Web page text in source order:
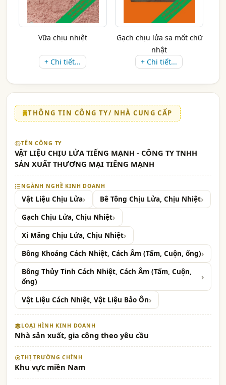
Vữa chịu nhiệt
+ Chi tiết...
Gạch chịu lửa sa mốt chữ
nhật
+ Chi tiết...
THÔNG TIN CÔNG TY/ NHÀ CUNG CẤP
TÊN CÔNG TY
VẬT LIỆU CHỊU LỬA TIẾNG MẠNH - CÔNG TY TNHH
SẢN XUẤT THƯƠNG MẠI TIẾNG MẠNH
NGÀNH NGHỀ KINH DOANH
Vật Liệu Chịu Lửa
Bê Tông Chịu Lửa, Chịu Nhiệt
Gạch Chịu Lửa, Chịu Nhiệt
Xi Măng Chịu Lửa, Chịu Nhiệt
Bông Khoáng Cách Nhiệt, Cách Âm (Tấm, Cuộn, ống)
Bông Thủy Tinh Cách Nhiệt, Cách Âm (Tấm, Cuộn,
ống)
Vật Liệu Cách Nhiệt, Vật Liệu Bảo Ôn
LOẠI HÌNH KINH DOANH
Nhà sản xuất, gia công theo yêu cầu
THỊ TRƯỜNG CHÍNH
Khu vực miền Nam